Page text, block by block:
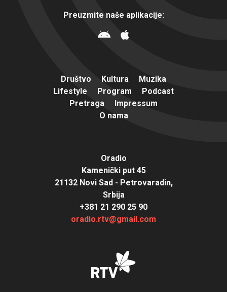
Preuzmite naše aplikacije:
Društvo Kultura
Muzika
Lifestyle
Program
Podcast
Pretraga
Impressum
O nama
Oradio
Kamenički put 45
21132 Novi Sad - Petrovaradin,
Srbija
+381 21 290 25 90
oradio.rtv@gmail.com